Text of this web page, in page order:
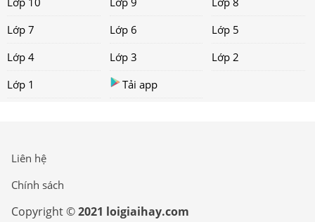
Lớp 7
Lớp 6
Lớp 5
Lớp 4
Lớp 3
Lớp 2
Lớp 1
Tải app
Liên hệ
Chính sách
Copyright ©2021 loigiaihay.com